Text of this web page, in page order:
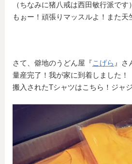
（ちなみに猪八戒は西田敏行派です）
もぉー！頑張りマッスルよ！また天
さて、僻地のうどん屋『こげら 』さ
量産完了！我が家に到着しました！
搬入されたTシャツはこちら！ジャ